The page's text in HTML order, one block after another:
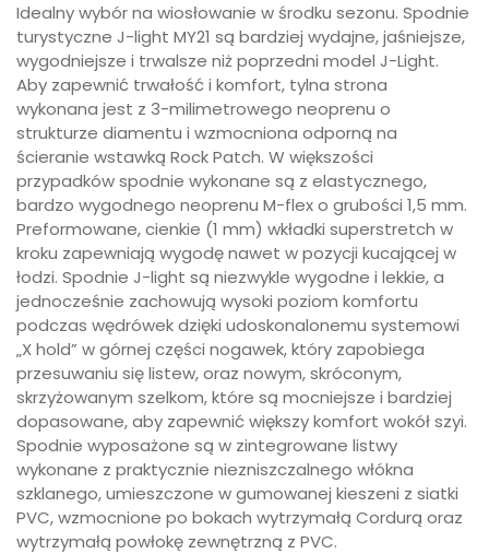
Idealny wybór na wiosłowanie w środku sezonu. Spodnie
turystyczne J-light MY21 są bardziej wydajne, jaśniejsze,
wygodniejsze i trwalsze niż poprzedni model J-Light.
Aby zapewnić trwałość i komfort, tylna strona
wykonana jest z 3-milimetrowego neoprenu o
strukturze diamentu i wzmocniona odporną na
ścieranie wstawką Rock Patch. W większości
przypadków spodnie wykonane są z elastycznego,
bardzo wygodnego neoprenu M-flex o grubości 1,5 mm.
Preformowane, cienkie (1 mm) wkładki superstretch w
kroku zapewniają wygodę nawet w pozycji kucającej w
łodzi. Spodnie J-light są niezwykle wygodne i lekkie, a
jednocześnie zachowują wysoki poziom komfortu
podczas wędrówek dzięki udoskonalonemu systemowi
„X hold” w górnej części nogawek, który zapobiega
przesuwaniu się listew, oraz nowym, skróconym,
skrzyżowanym szelkom, które są mocniejsze i bardziej
dopasowane, aby zapewnić większy komfort wokół szyi.
Spodnie wyposażone są w zintegrowane listwy
wykonane z praktycznie niezniszczalnego włókna
szklanego, umieszczone w gumowanej kieszeni z siatki
PVC, wzmocnione po bokach wytrzymałą Cordurą oraz
wytrzymałą powłokę zewnętrzną z PVC.